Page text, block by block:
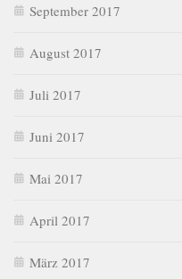
September 2017
August 2017
Juli 2017
Juni 2017
Mai 2017
April 2017
März 2017